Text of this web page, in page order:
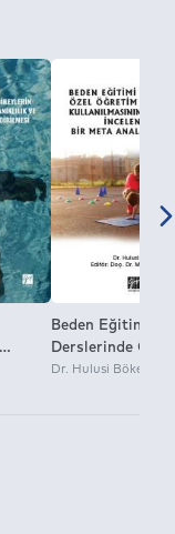
Beden Eğitimi
Derslerinde Özel
Öğretim
Dr. Hulusi Böke